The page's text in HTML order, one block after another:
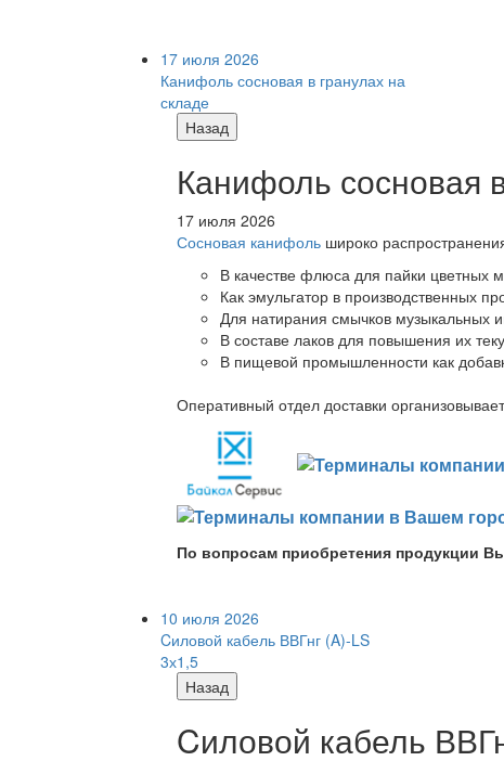
17 июля 2026
Канифоль сосновая в гранулах на
складе
Назад
Канифоль сосновая
17 июля 2026
Сосновая канифоль широко
В качестве флюса для пайки цветных
Как эмульгатор в производственных
Для натирания смычков музыкальных
В составе лаков для повышения их
В пищевой промышленности как
Оперативный отдел доставки
По вопросам приобретения продукции
10 июля 2026
Cиловой кабель ВВГнг (A)-LS
3х1,5
Назад
Cиловой кабель